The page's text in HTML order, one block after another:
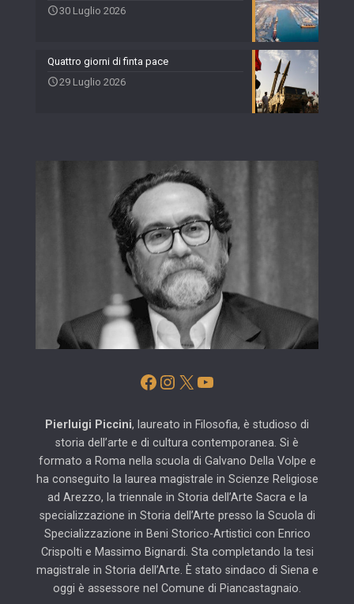
30 Luglio 2026
Quattro giorni di finta pace
29 Luglio 2026
Facebook
Instagram
X YouTube
Pierluigi Piccini, laureato in Filosofia, è studioso di
storia dell’arte e di cultura contemporanea. Si è
formato a Roma nella scuola di Galvano Della Volpe e
ha conseguito la laurea magistrale in Scienze Religiose
ad Arezzo, la triennale in Storia dell’Arte Sacra e la
specializzazione in Storia dell’Arte presso la Scuola di
Specializzazione in Beni Storico-Artistici con Enrico
Crispolti e Massimo Bignardi. Sta completando la tesi
magistrale in Storia dell’Arte. È stato sindaco di Siena e
oggi è assessore nel Comune di Piancastagnaio.